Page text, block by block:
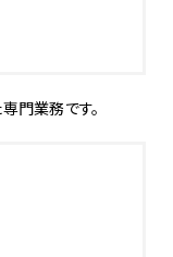
門業務です。